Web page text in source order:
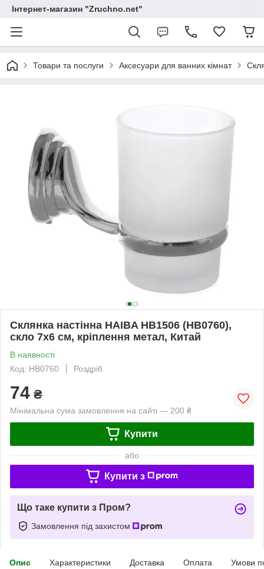
Інтернет-магазин "Zruchno.net"
Товари та послуги Аксесуари для ванних кімнат
Склянка настінна HAIBA HB1506 (HB0760),
скло 7x6 см, кріплення метал, Китай
В наявності
Код: HB0760
Роздріб
74 ₴
Мінімальна сума замовлення на сайті — 200 ₴
Купити
або
Купити з
Що таке купити з Пром?
Замовлення під захистом
Опис Характеристики Доставка Оплата Умови